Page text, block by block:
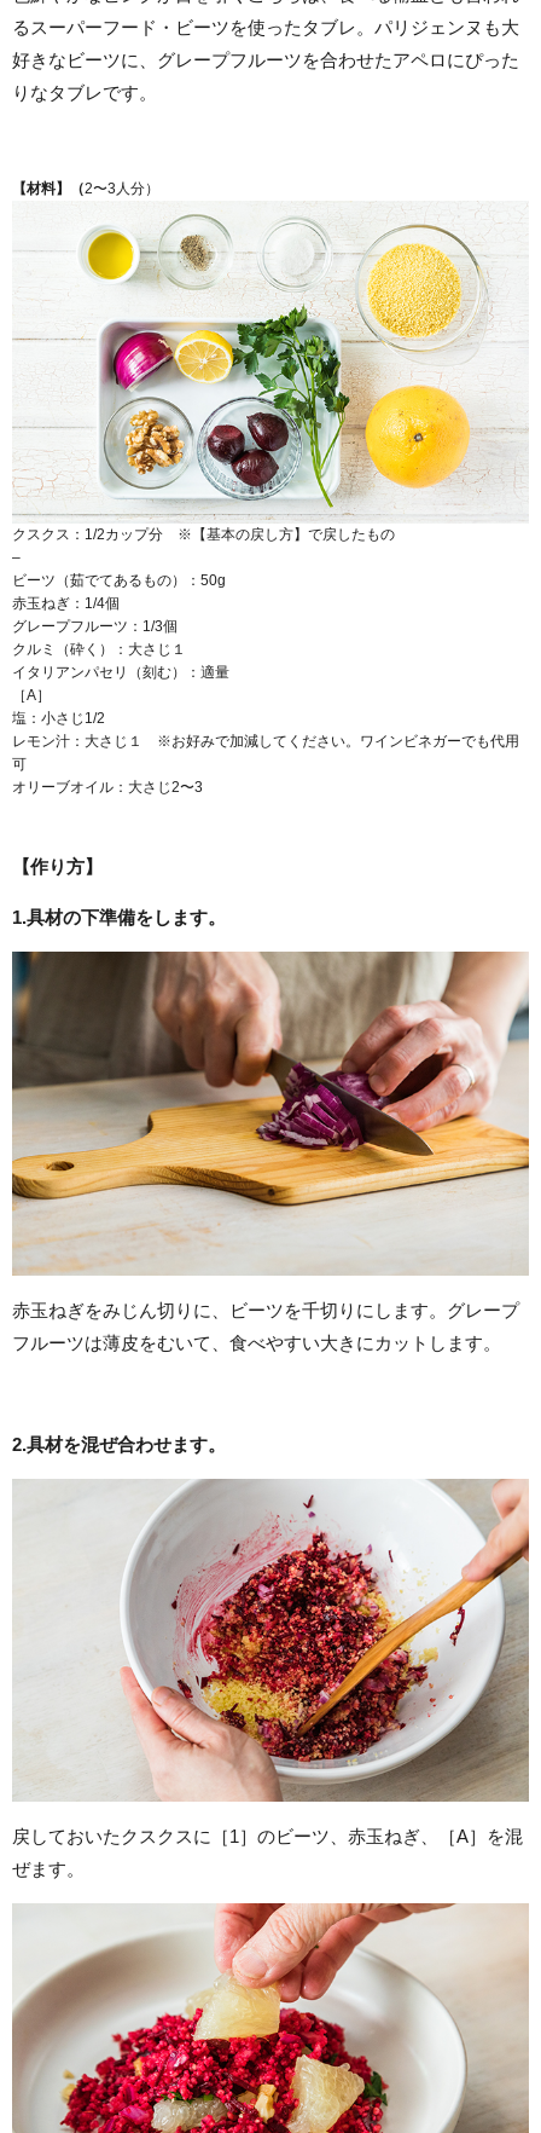
るスーパーフード・ビーツを使ったタブレ。パリジェンヌも大
好きなビーツに、グレープフルーツを合わせたアペロにぴった
りなタブレです。
【材料】（2〜3人分）
クスクス：1/2カップ分 ※【基本の戻し方】で戻したもの
–
ビーツ（茹でてあるもの）：50g
赤玉ねぎ：1/4個
グレープフルーツ：1/3個
クルミ（砕く）：大さじ１
イタリアンパセリ（刻む）：適量
［A］
塩：小さじ1/2
レモン汁：大さじ１ ※お好みで加減してください。ワインビネガーでも代用
可
オリーブオイル：大さじ2〜3
【作り方】
1.具材の下準備をします。
赤玉ねぎをみじん切りに、ビーツを千切りにします。グレープ
フルーツは薄皮をむいて、食べやすい大きにカットします。
2.具材を混ぜ合わせます。
戻しておいたクスクスに［1］のビーツ、赤玉ねぎ、［A］を混
ぜます。